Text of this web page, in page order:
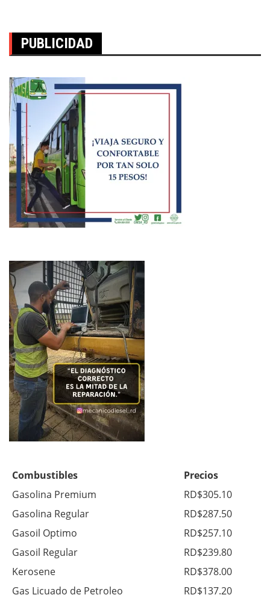
PUBLICIDAD
Combustibles
Precios
Gasolina Premium
RD$305.10
Gasolina Regular
RD$287.50
Gasoil Optimo
RD$257.10
Gasoil Regular
RD$239.80
Kerosene
RD$378.00
Gas Licuado de Petroleo
RD$137.20